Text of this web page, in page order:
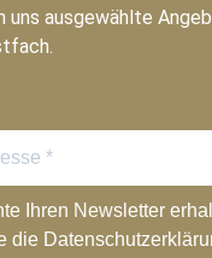
uns ausgewählte
Ihren Newsletter
die